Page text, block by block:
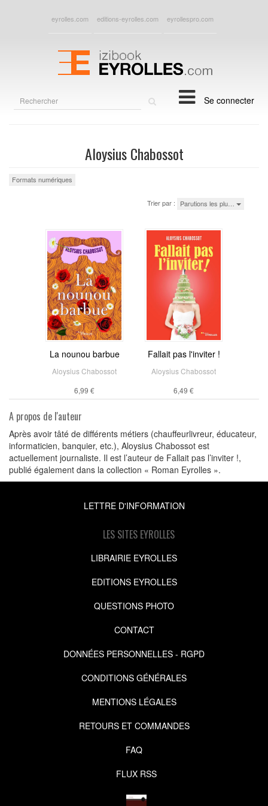
eyrolles.com editions-eyrolles.com eyrollespro.com
Se connecter
Aloysius Chabossot
Formats numériques
Trier par : Parutions les plu…
La nounou barbue
Aloysius Chabossot
6,99 €
Fallait pas l'inviter !
Aloysius Chabossot
6,49 €
A propos de l'auteur
Après avoir tâté de différents métiers (chauffeurlivreur, éducateur,
informaticien, banquier, etc.), Aloysius Chabossot est
actuellement journaliste. Il est l’auteur de Fallait pas l’inviter !,
publié également dans la collection « Roman Eyrolles ».
LETTRE D'INFORMATION
LES SITES EYROLLES
LIBRAIRIE EYROLLES
EDITIONS EYROLLES
QUESTIONS PHOTO
CONTACT
DONNÉES PERSONNELLES - RGPD
CONDITIONS GÉNÉRALES
MENTIONS LÉGALES
RETOURS ET COMMANDES
FAQ
FLUX RSS